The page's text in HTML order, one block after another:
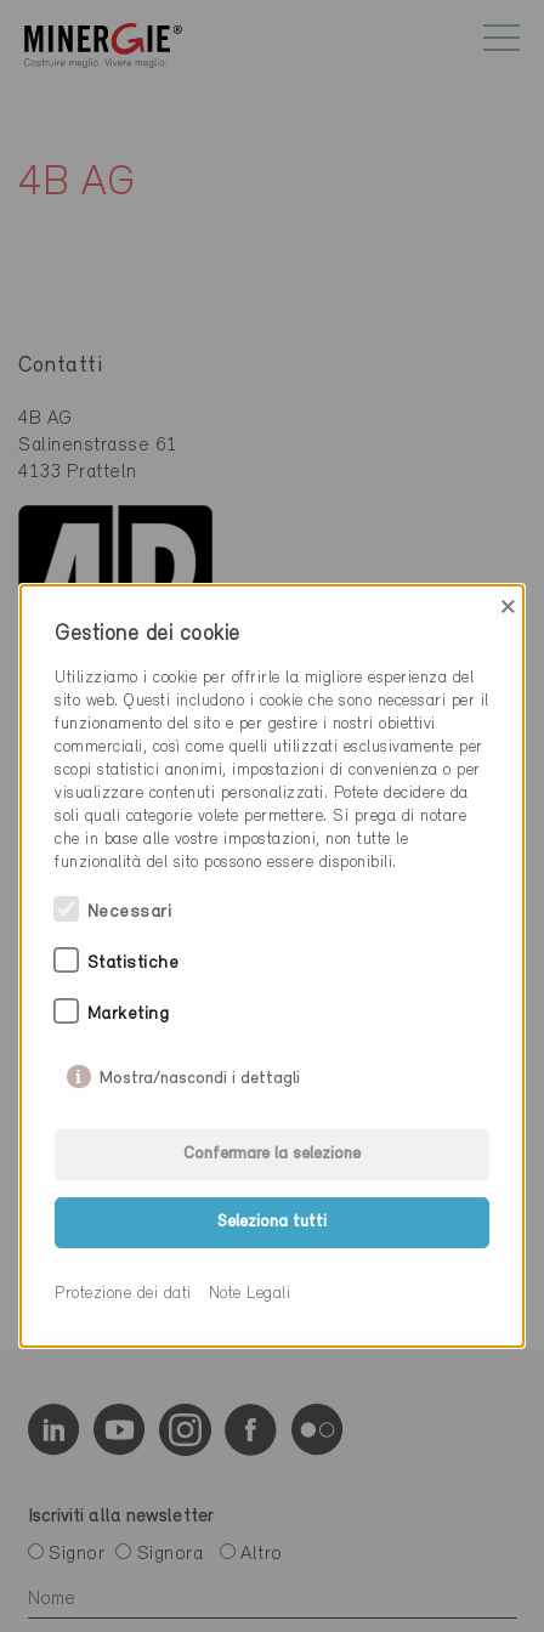
4B AG
Contatti
4B AG
Salinenstrasse 61
4133 Pratteln
061 717 27 27
info@4-b.ch
www.4-b.ch
Categoria
Realizzazione
Finestre, porte, protezioni solari
Ulteriori
0 Edifici Minergie (0 Certificati)
Iscriviti alla newsletter
Signor
Signora Altro
Gestione dei cookie
×
Utilizziamo i cookie per offrirle la migliore esperienza del
sito web. Questi includono i cookie che sono necessari per il
funzionamento del sito e per gestire i nostri obiettivi
commerciali, così come quelli utilizzati esclusivamente per
scopi statistici anonimi, impostazioni di convenienza o per
visualizzare contenuti personalizzati. Potete decidere da
soli quali categorie volete permettere. Si prega di notare
che in base alle vostre impostazioni, non tutte le
funzionalità del sito possono essere disponibili.
Necessari
Statistiche
Marketing
Mostra/nascondi i dettagli
Confermare la selezione
Seleziona tutti
Protezione dei dati Note Legali